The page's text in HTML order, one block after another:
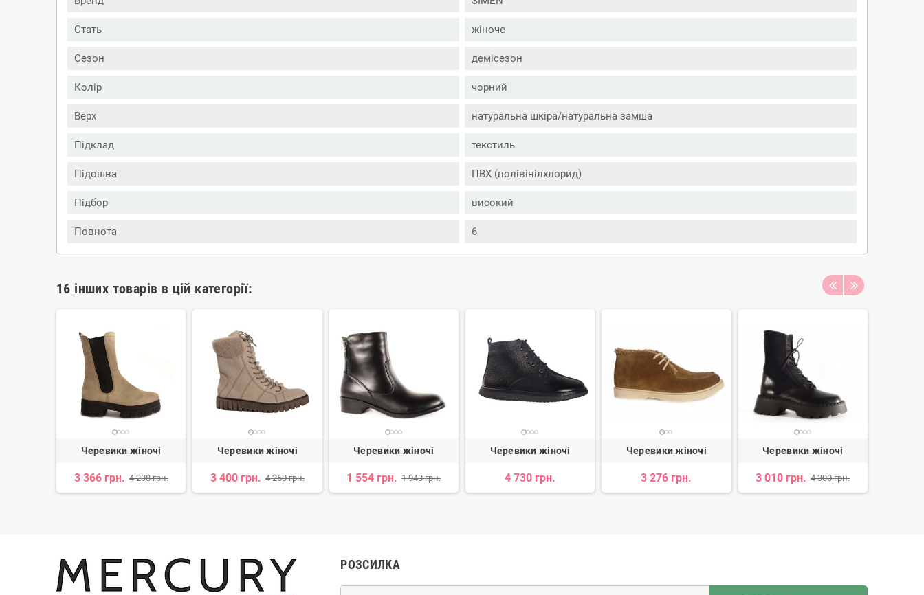
Стать жіноче
Сезон демісезон
Колір чорний
Верх натуральна шкіра/натуральна замша
Підклад текстиль
Підошва ПВХ (полівінілхлорид)
Підбор високий
Повнота 6
16 інших товарів в цій категорії:
Черевики жіночі
3 366 грн. 4 208 грн.
Черевики жіночі
3 400 грн. 4 250 грн.
Черевики жіночі
1 554 грн. 1 943 грн.
Черевики жіночі
4 730 грн.
Черевики жіночі
3 276 грн.
Черевики жіночі
3 010 грн. 4 300 грн.
РОЗСИЛКА